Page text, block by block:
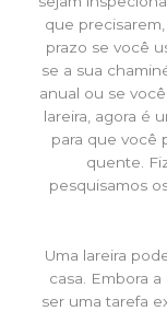
que
prazo se você
se a sua
anual ou se
lareira, agora é
para que você
quente.
pesquisamos
Uma lareira
casa. Embora
ser uma tarefa